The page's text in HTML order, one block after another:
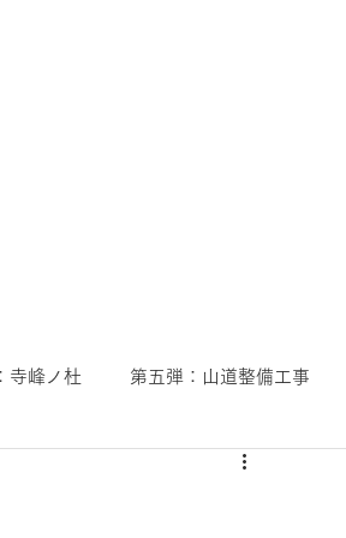
寺峰ノ杜 第五弾：山道整備工事